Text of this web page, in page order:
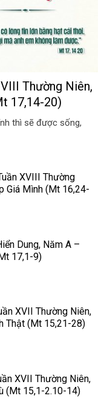
Thường Niên,
17,14-20)
thì sẽ được sống,
XVIII Thường
Giá Mình (Mt 16,24-
Dung, Năm A –
17,1-9)
XVII Thường Niên,
Thật (Mt 15,21-28)
XVII Thường Niên,
(Mt 15,1-2.10-14)